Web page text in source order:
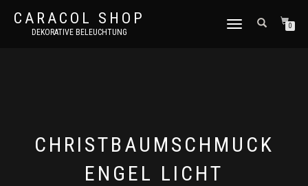
CARACOL SHOP
DEKORATIVE BELEUCHTUNG
NAVIGATION
0
CHRISTBAUMSCHMUCK
ENGEL LICHT